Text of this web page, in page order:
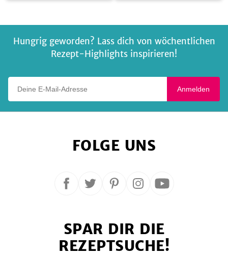
Hungrig geworden? Lass dich von wöchentlichen
Rezept-Highlights inspirieren!
Anmelden
FOLGE UNS
Folge
Facebook
Folge
Twitter
Folge
Pinterest
Folge
Instagram
Folge
YouTube
SPAR DIR DIE
REZEPTSUCHE!